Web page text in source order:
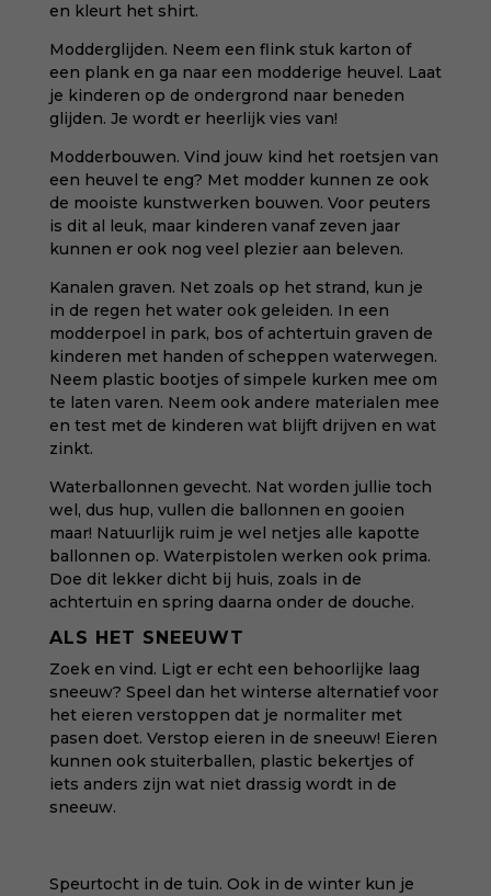
en kleurt het shirt.
Modderglijden. Neem een flink stuk karton of
een plank en ga naar een modderige heuvel. Laat
je kinderen op de ondergrond naar beneden
glijden. Je wordt er heerlijk vies van!
Modderbouwen. Vind jouw kind het roetsjen van
een heuvel te eng? Met modder kunnen ze ook
de mooiste kunstwerken bouwen. Voor peuters
is dit al leuk, maar kinderen vanaf zeven jaar
kunnen er ook nog veel plezier aan beleven.
Kanalen graven. Net zoals op het strand, kun je
in de regen het water ook geleiden. In een
modderpoel in park, bos of achtertuin graven de
kinderen met handen of scheppen waterwegen.
Neem plastic bootjes of simpele kurken mee om
te laten varen. Neem ook andere materialen mee
en test met de kinderen wat blijft drijven en wat
zinkt.
Waterballonnen gevecht. Nat worden jullie toch
wel, dus hup, vullen die ballonnen en gooien
maar! Natuurlijk ruim je wel netjes alle kapotte
ballonnen op. Waterpistolen werken ook prima.
Doe dit lekker dicht bij huis, zoals in de
achtertuin en spring daarna onder de douche.
ALS HET SNEEUWT
Zoek en vind. Ligt er echt een behoorlijke laag
sneeuw? Speel dan het winterse alternatief voor
het eieren verstoppen dat je normaliter met
pasen doet. Verstop eieren in de sneeuw! Eieren
kunnen ook stuiterballen, plastic bekertjes of
iets anders zijn wat niet drassig wordt in de
sneeuw.
Speurtocht in de tuin. Ook in de winter kun je